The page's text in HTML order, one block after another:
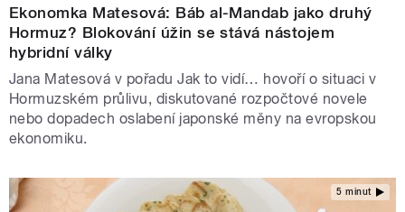
Ekonomka Matesová: Báb al-Mandab jako druhý
Hormuz? Blokování úžin se stává nástojem
hybridní války
Jana Matesová v pořadu Jak to vidí… hovoří o situaci v
Hormuzském průlivu, diskutované rozpočtové novele
nebo dopadech oslabení japonské měny na evropskou
ekonomiku.
5 minut